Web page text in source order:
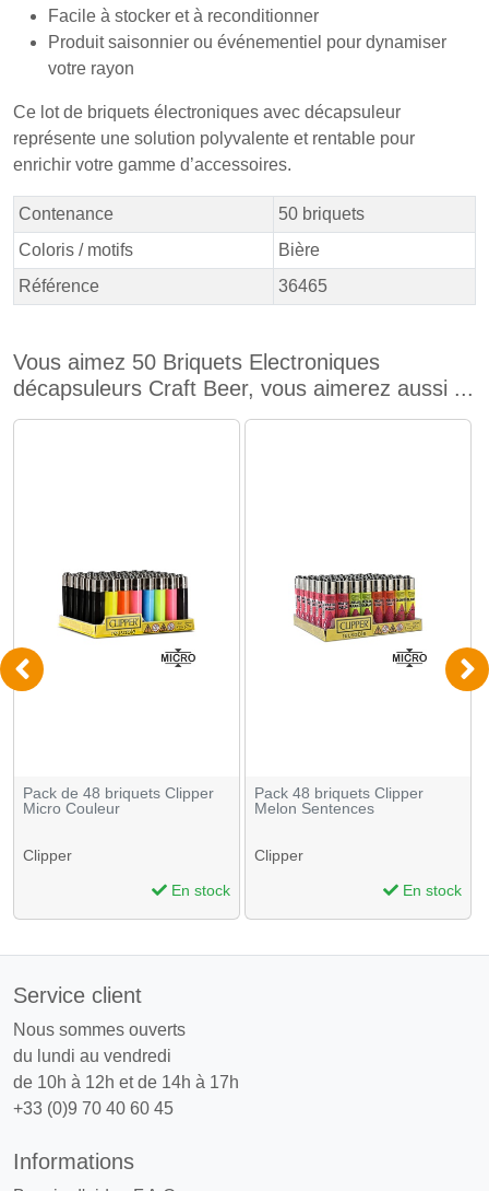
Facile à stocker et à reconditionner
Produit saisonnier ou événementiel pour dynamiser
votre rayon
Ce lot de briquets électroniques avec décapsuleur
représente une solution polyvalente et rentable pour
enrichir votre gamme d’accessoires.
Contenance
50 briquets
Coloris / motifs
Bière
Référence
36465
Vous aimez 50 Briquets Electroniques
décapsuleurs Craft Beer, vous aimerez aussi ...
Pack de 48 briquets Clipper
Micro Couleur
Clipper
En stock
Pack 48 briquets Clipper
Melon Sentences
Clipper
En stock
Service client
Nous sommes ouverts
du lundi au vendredi
de 10h à 12h et de 14h à 17h
+33 (0)9 70 40 60 45
Informations